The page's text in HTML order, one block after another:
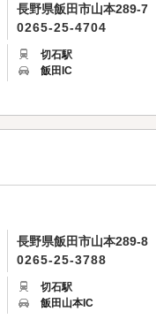
長野県飯田市山本289-7
0265-25-4704
切石駅
飯田IC
長野県飯田市山本289-8
0265-25-3788
切石駅
飯田山本IC